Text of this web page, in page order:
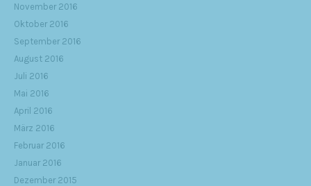
November 2016
Oktober 2016
September 2016
August 2016
Juli 2016
Mai 2016
April 2016
März 2016
Februar 2016
Januar 2016
Dezember 2015